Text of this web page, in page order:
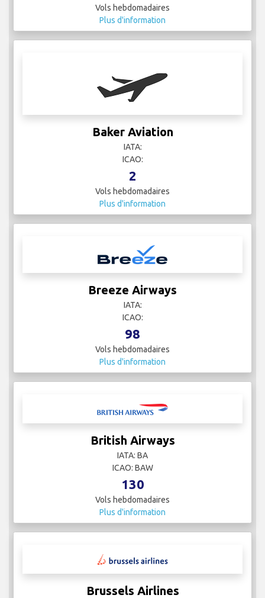
Vols hebdomadaires
Plus d'information
Baker Aviation
IATA:
ICAO:
2
Vols hebdomadaires
Plus d'information
Breeze Airways
IATA:
ICAO:
98
Vols hebdomadaires
Plus d'information
British Airways
IATA: BA
ICAO: BAW
130
Vols hebdomadaires
Plus d'information
Brussels Airlines